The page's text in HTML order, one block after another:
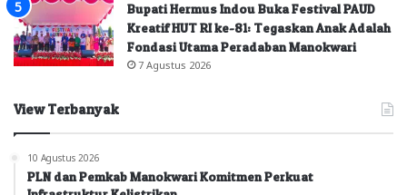
Bupati Hermus Indou Buka Festival PAUD
Kreatif HUT RI ke-81: Tegaskan Anak Adalah
Fondasi Utama Peradaban Manokwari
7 Agustus 2026
View Terbanyak
10 Agustus 2026
PLN dan Pemkab Manokwari Komitmen Perkuat